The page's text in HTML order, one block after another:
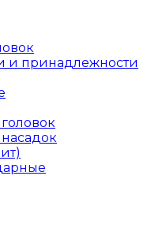
и принадлежности